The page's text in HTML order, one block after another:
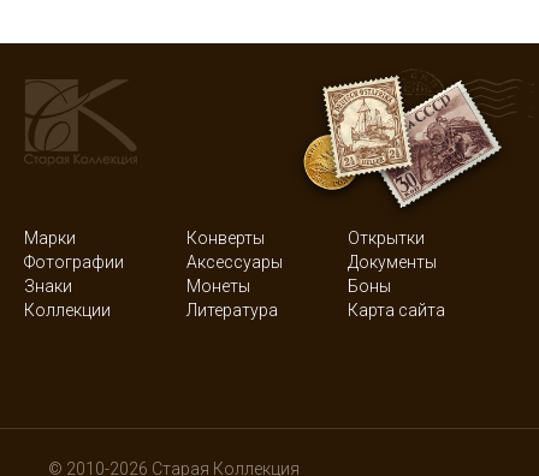
Марки Конверты
Открытки
Фотографии
Аксессуары
Документы
Знаки
Монеты
Боны
Коллекции
Литература Карта сайта
© 2010-2026 Старая Коллекция